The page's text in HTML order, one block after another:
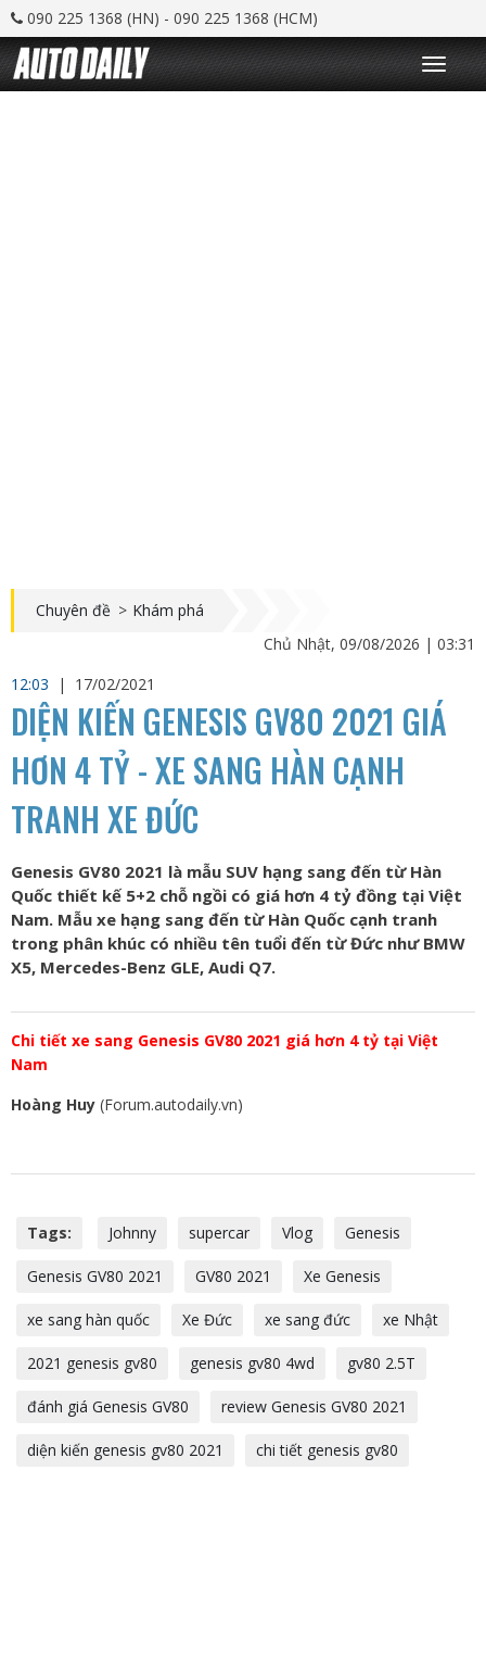
090 225 1368 (HN) - 090 225 1368 (HCM)
T
o
g
Chuyên đề > Khám phá
Chủ Nhật, 09/08/2026 | 03:31
12:03
| 17/02/2021
DIỆN KIẾN GENESIS GV80 2021 GIÁ
HƠN 4 TỶ - XE SANG HÀN CẠNH
TRANH XE ĐỨC
Genesis GV80 2021 là mẫu SUV hạng sang đến từ Hàn
Quốc thiết kế 5+2 chỗ ngồi có giá hơn 4 tỷ đồng tại Việt
Nam. Mẫu xe hạng sang đến từ Hàn Quốc cạnh tranh
trong phân khúc có nhiều tên tuổi đến từ Đức như BMW
X5, Mercedes-Benz GLE, Audi Q7.
Chi tiết xe sang Genesis GV80 2021 giá hơn 4 tỷ tại Việt
Nam
Hoàng Huy (Forum.autodaily.vn)
Tags: Johnny supercar Vlog Genesis
Genesis GV80 2021 GV80 2021 Xe Genesis
xe sang hàn quốc Xe Đức xe sang đức xe Nhật
2021 genesis gv80 genesis gv80 4wd gv80 2.5T
đánh giá Genesis GV80 review Genesis GV80 2021
diện kiến genesis gv80 2021 chi tiết genesis gv80